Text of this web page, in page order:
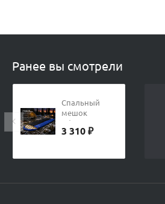
Ранее вы смотрели
Спальный
мешок
Ифрит
НИТУР -10
3 310 ₽